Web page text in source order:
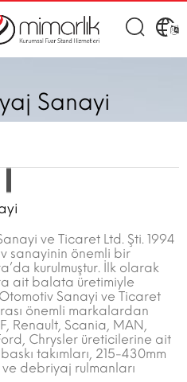
Sanayi
ve Ticaret Ltd. Şti. 1994
sanayinin önemli bir
kurulmuştur. İlk olarak
ait balata üretimiyle
Sanayi ve Ticaret
önemli markalardan
Renault, Scania, MAN,
Chrysler üreticilerine ait
takımları, 215-430mm
debriyaj rulmanları